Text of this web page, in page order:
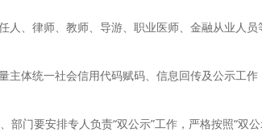
人、律师、教师、导游、职业医师、金融从业人员
主体统一社会信用代码赋码、信息回传及公示工作
部门要安排专人负责“双公示”工作，严格按照“双